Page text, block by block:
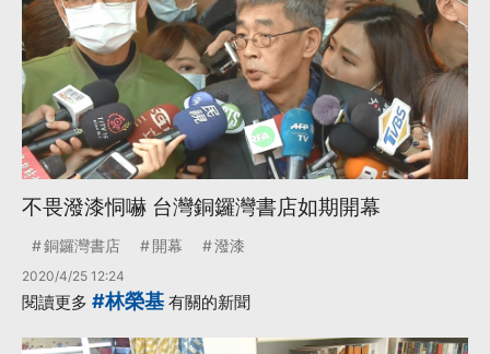
不畏潑漆恫嚇 台灣銅鑼灣書店如期開幕
銅鑼灣書店 開幕 潑漆
2020/4/25 12:24
閱讀更多 #林榮基 有關的新聞